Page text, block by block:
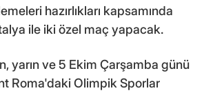
hazırlıkları kapsamında
ile iki özel maç yapacak.
yarın ve 5 Ekim Çarşamba günü
Roma'daki Olimpik Sporlar